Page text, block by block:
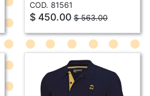
COD. 81561
$ 450.00 $ 563.00